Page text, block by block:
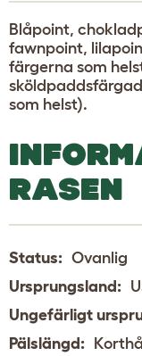
Blåpoint,
fawnpoint,
färgerna som
som helst).
RASEN
Status: Ovanlig
Ursprungsland:
Ungefärligt
Pälslängd: